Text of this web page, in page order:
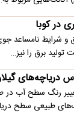
در کوبا
و شرایط نامساعد
تولید برق را نیز…
دریاچه‌های
رنگ سطح آب در
طبیعی سطح